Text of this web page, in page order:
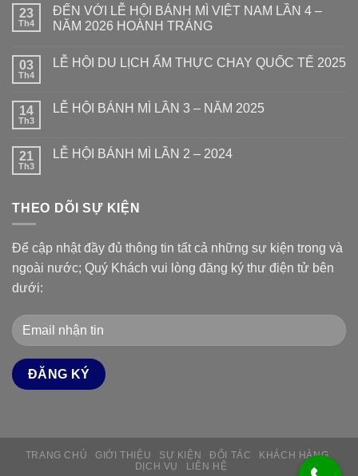
23
Th4
ĐẾN VỚI LỄ HỘI BÁNH MÌ VIỆT NAM LẦN 4 –
NĂM 2026 HOÀNH TRÁNG
03
Th4
LỄ HỘI DU LỊCH ẨM THỰC CHAY QUỐC TẾ 2025
14
Th3
LỄ HỘI BÁNH MÌ LẦN 3 – NĂM 2025
21
Th3
LỄ HỘI BÁNH MÌ LẦN 2 – 2024
THEO DÕI SỰ KIỆN
Để cập nhật đầy đủ thông tin tất cả những sự kiện trong và
ngoài nước; Quý Khách vui lòng đăng ký thư điện tử bên
dưới:
TRANG CHỦ GIỚI THIỆU SỰ KIỆN ĐỐI TÁC
KHÁCH HÀNG
DỊCH VỤ
LIÊN HỆ